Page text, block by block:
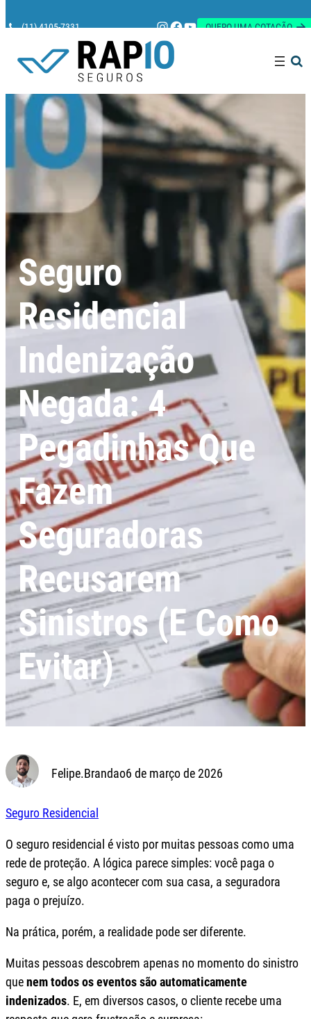
(11) 4105-7331 Instagram
Facebook
Youtube
QUERO UMA COTAÇÃO
Seguro
Residencial
Indenização
Negada: 4
Pegadinhas Que
Fazem
Seguradoras
Recusarem
Sinistros (E Como
Evitar)
Felipe.Brandao6 de março de 2026
Seguro Residencial
O seguro residencial é visto por muitas pessoas como uma
rede de proteção. A lógica parece simples: você paga o
seguro e, se algo acontecer com sua casa, a seguradora
paga o prejuízo.
Na prática, porém, a realidade pode ser diferente.
Muitas pessoas descobrem apenas no momento do sinistro
quenem todos os eventos são automaticamente
indenizados. E, em diversos casos, o cliente recebe uma